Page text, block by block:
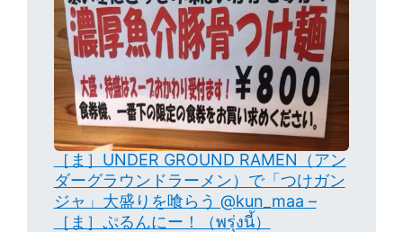
［ま］UNDER GROUND RAMEN（アン
ダーグラウンドラーメン）で「つけガン
ジャ」大盛りを喰らう @kun_maa –
［ま］ぷるんにー！（พรุ่งนี้）